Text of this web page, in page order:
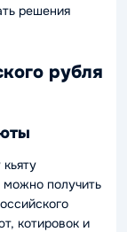
решения
рубля
можно получить
котировок и